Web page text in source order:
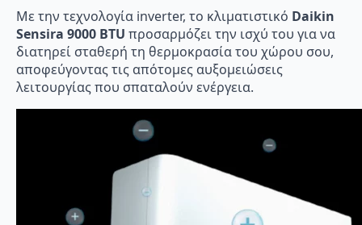
Με την τεχνολογία inverter, το κλιματιστικό Daikin
Sensira 9000 BTU προσαρμόζει την ισχύ του για να
διατηρεί σταθερή τη θερμοκρασία του χώρου σου,
αποφεύγοντας τις απότομες αυξομειώσεις
λειτουργίας που σπαταλούν ενέργεια.